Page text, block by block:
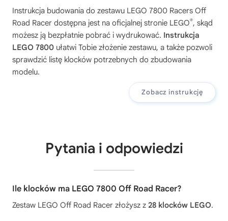
Instrukcja budowania do zestawu LEGO 7800 Racers Off
Road Racer dostępna jest na oficjalnej stronie LEGO®, skąd
możesz ją bezpłatnie pobrać i wydrukować. Instrukcja
LEGO 7800 ułatwi Tobie złożenie zestawu, a także pozwoli
sprawdzić listę klocków potrzebnych do zbudowania
modelu.
Zobacz instrukcję
Pytania i odpowiedzi
Ile klocków ma LEGO 7800 Off Road Racer?
Zestaw LEGO Off Road Racer złożysz z 28 klocków LEGO.